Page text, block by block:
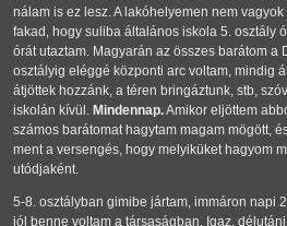
nálam is ez lesz. A lakóhelyemen nem
fakad, hogy suliba általános iskola 5. osztály
órát utaztam. Magyarán az összes barátom a
osztályig eléggé központi arc voltam, mindig
átjöttek hozzánk, a téren bringáztunk, stb,
iskolán kívül. Mindennap.Amikor eljöttem
számos barátomat hagytam magam mögött,
ment a versengés, hogy melyiküket hagyom
utódjaként.
5-8. osztályban gimibe jártam, immáron napi
jól benne voltam a társaságban. Igaz,